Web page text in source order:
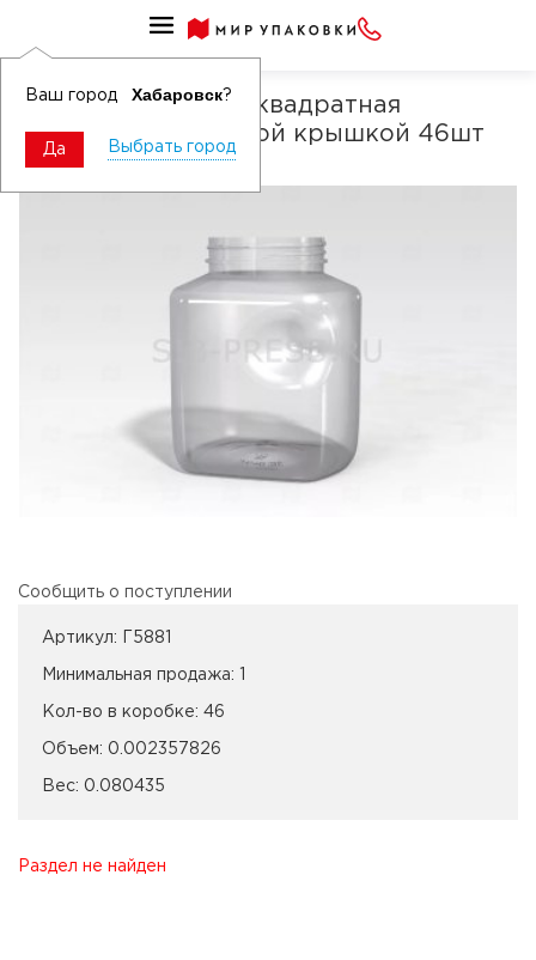
Ваш город Хабаровск?
Да Выбрать город
Банка ПЭТ 1500мл квадратная
прозрачная с желтой крышкой 46шт
Сообщить о поступлении
Артикул: Г5881
Минимальная продажа:
Кол-во в коробке: 46
Объем: 0.002357826
Вес: 0.080435
Раздел не найден